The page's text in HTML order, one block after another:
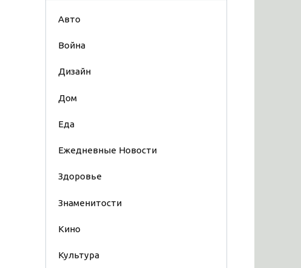
Авто
Война
Дизайн
Дом
Еда
Ежедневные Новости
Здоровье
Знаменитости
Кино
Культура